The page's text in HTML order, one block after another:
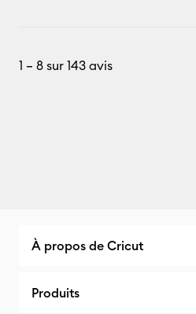
À propos de Cricut
Produits